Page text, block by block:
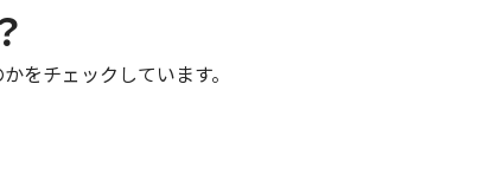
をチェックしています。